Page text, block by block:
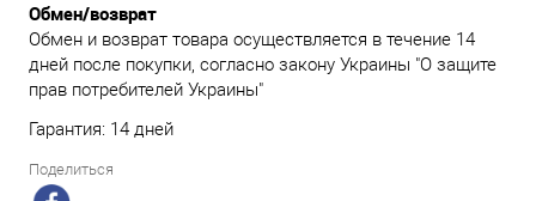
Обмен/возврат
Обмен и возврат товара осуществляется в течение 14
дней после покупки, согласно закону Украины "О защите
прав потребителей Украины"
Гарантия: 14 дней
Поделиться